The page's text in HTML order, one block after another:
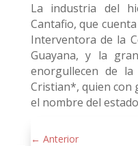
La industria del
Cantafio, que
Interventora de la
Guayana, y la
enorgullecen de
Cristian*, quien con
el nombre del
← Anterior